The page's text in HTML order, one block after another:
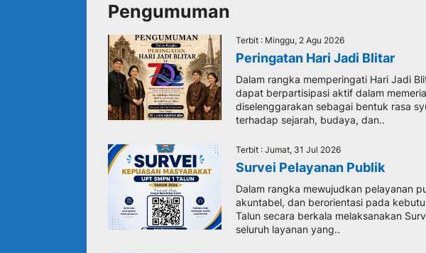
Pengumuman
Terbit : Minggu, 2 Agu 2026
Peringatan Hari Jadi Blitar
Dalam rangka memperingati Hari Jadi
dapat berpartisipasi aktif dalam
diselenggarakan sebagai bentuk rasa
terhadap sejarah, budaya, dan..
Terbit : Jumat, 31 Jul 2026
Survei Pelayanan Publik
Dalam rangka mewujudkan pelayanan
akuntabel, dan berorientasi pada
Talun secara berkala melaksanakan
seluruh layanan yang..